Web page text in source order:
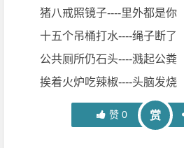
猪八戒照镜子----里外都是你
十五个吊桶打水----绳子断了
公共厕所仍石头----溅起公粪
挨着火炉吃辣椒----头脑发烧
赞 0 赏